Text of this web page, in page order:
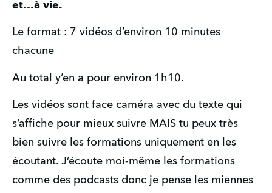
et…à vie.
Le format : 7 vidéos d’environ 10 minutes
chacune
Au total y’en a pour environ 1h10.
Les vidéos sont face caméra avec du texte qui
s’affiche pour mieux suivre MAIS tu peux très
bien suivre les formations uniquement en les
écoutant. J’écoute moi-même les formations
comme des podcasts donc je pense les miennes